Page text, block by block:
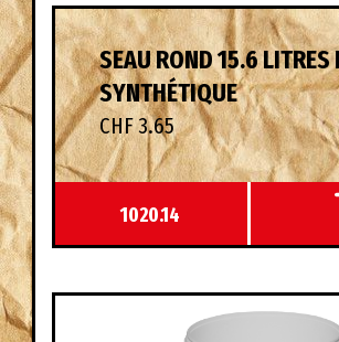
SEAU ROND 15.6 LITRES
SYNTHÉTIQUE
CHF 3.65
1020.14